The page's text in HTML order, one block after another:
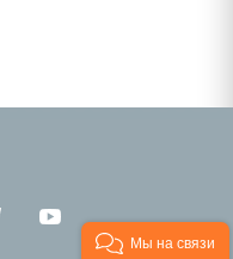
Мы на связи